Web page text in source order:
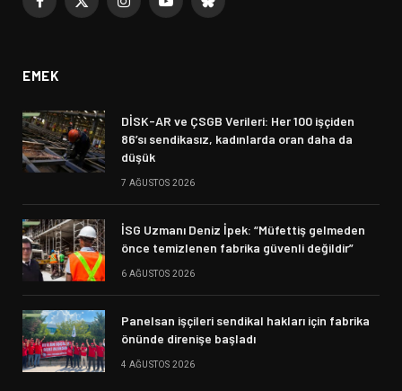
Facebook
X
InstagramYouTubeBluesky
EMEK
DİSK-AR ve ÇSGB Verileri: Her 100 işçiden
86’sı sendikasız, kadınlarda oran daha da
düşük
7 AĞUSTOS 2026
İSG Uzmanı Deniz İpek: “Müfettiş gelmeden
önce temizlenen fabrika güvenli değildir”
6 AĞUSTOS 2026
Panelsan işçileri sendikal hakları için fabrika
önünde direnişe başladı
4 AĞUSTOS 2026